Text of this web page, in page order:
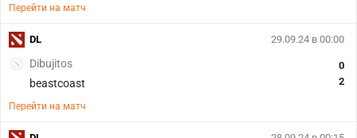
Перейти на матч
29.09.24 в 00:00
Dibujitos
beastcoast
0
2
Перейти на матч
DL